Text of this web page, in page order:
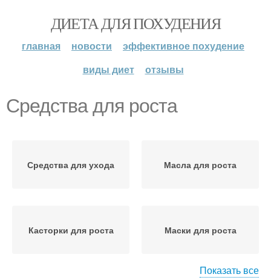
ДИЕТА ДЛЯ ПОХУДЕНИЯ
главная новости
эффективное похудение
виды диет
отзывы
Средства для роста
Средства для ухода Масла для роста
Касторки для роста Маски для роста
Показать все